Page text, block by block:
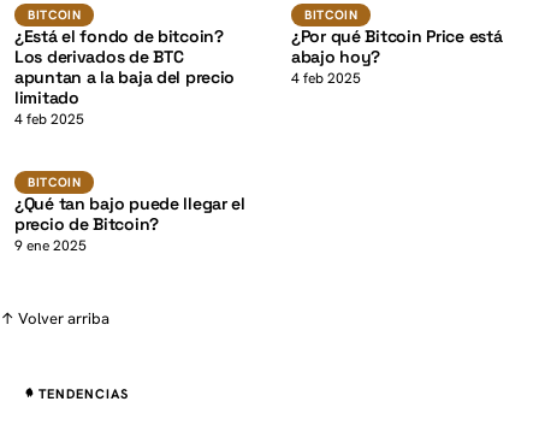
BITCOIN
BITCOIN
¿Está el fondo de bitcoin?
Los derivados de BTC
apuntan a la baja del precio
limitado
4 feb 2025
BITCOIN
BITCOIN
¿Por qué Bitcoin Price está
abajo hoy?
4 feb 2025
BITCOIN BTC K
BITCOIN
¿Qué tan bajo puede llegar el
precio de Bitcoin?
9 ene 2025
↑ Volver arriba
TENDENCIAS